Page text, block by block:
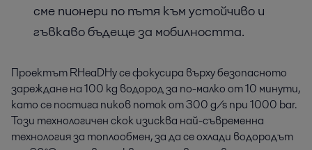
сме пионери по пътя към устойчиво и
гъвкаво бъдеще за мобилността.
Проектът RHeaDHy се фокусира върху безопасното
зареждане на 100 kg водород за по-малко от 10 минути,
като се постига пиков поток от 300 g/s при 1000 bar.
Този технологичен скок изисква най-съвременна
технология за топлообмен, за да се охлади водородът